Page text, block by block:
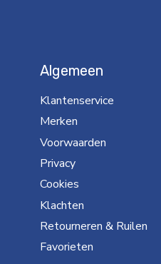
Algemeen
Klantenservice
Merken
Voorwaarden
Privacy
Cookies
Klachten
Retourneren & Ruilen
Favorieten